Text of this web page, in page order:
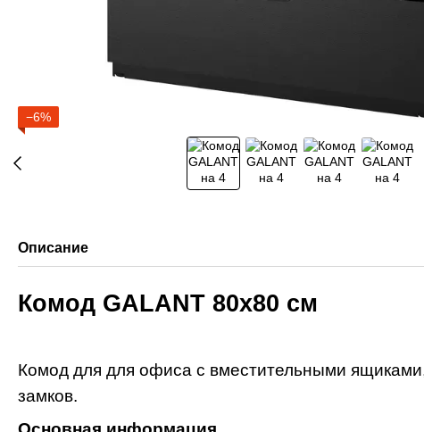
−6%
Описание
Комод GALANT 80x80 см
Комод для для офиса с вместительными
замков.